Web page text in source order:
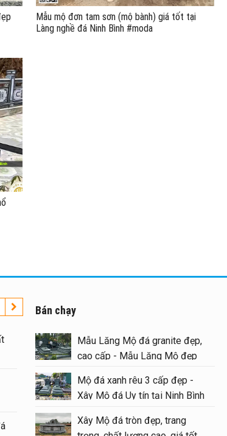
Mẫu mộ đơn tam sơn (mộ bành) giá tốt tại
Làng nghề đá Ninh Bình #moda
Lan can đá xanh rêu đẹp, chất
lượng cao, giá hợp lý
Xây Mộ – Sửa mộ cần lưu ý
hướng mộ đẹp năm 2026
Mẫu Mộ đá Kim Tĩnh – Mộ đá
Bán chạy
Mẫu Lăng Mộ đá granite đẹp,
cao cấp - Mẫu Lăng Mộ đẹp
Mộ đá xanh rêu 3 cấp đẹp -
Xây Mộ đá Uy tín tại Ninh Bình
Xây Mộ đá tròn đẹp, trang